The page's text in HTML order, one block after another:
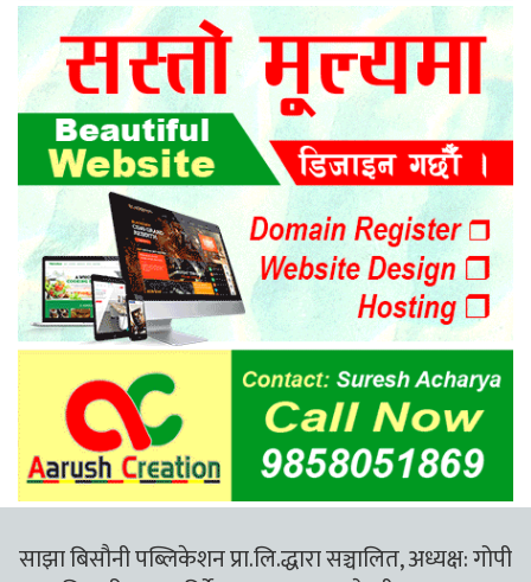
साझा बिसौनी पब्लिकेशन प्रा.लि.द्धारा सञ्चालित, अध्यक्ष: गोपी